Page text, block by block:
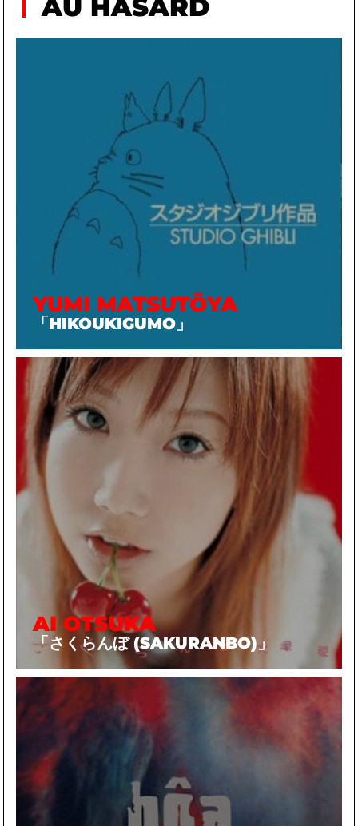
AU HASARD
YUMI MATSUTŌYA
「HIKOUKIGUMO」
AI OTSUKA
「さくらんぼ (SAKURANBO)」